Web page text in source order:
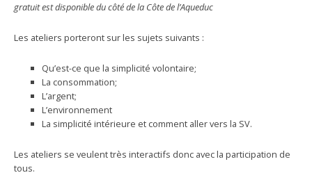
gratuit est disponible du côté de la Côte de l’Aqueduc
Les ateliers porteront sur les sujets suivants :
Qu’est-ce que la simplicité volontaire;
La consommation;
L’argent;
L’environnement
La simplicité intérieure et comment aller vers la SV.
Les ateliers se veulent très interactifs donc avec la participation de
tous.